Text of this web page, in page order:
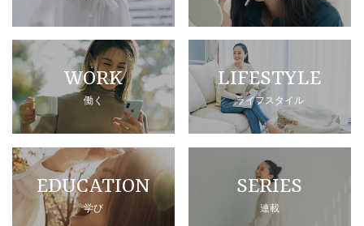
WORK
働く
LIFESTYLE
ライフスタイル
EDUCATION
学び
SERIES
連載